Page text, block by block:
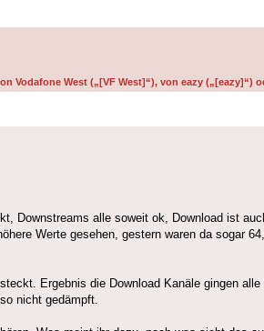
Vodafone West („[VF West]“), von eazy („[eazy]“)
Downstreams alle soweit ok, Download ist
Werte gesehen, gestern waren da sogar
Ergebnis die Download Kanäle gingen alle
nicht gedämpft.